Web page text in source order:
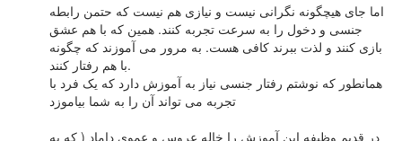
اما جای هيچگونه نگرانی نيست و نيازی هم نيست که حتمن رابطه
جنسی و دخول را به سرعت تجربه کنند. همين که با هم عشق
بازی کنند و لذت ببرند کافی هست. به مرور می آموزند که چگونه
با هم رفتار کنند.
همانطور که نوشتم رفتار جنسی نياز به آموزش دارد که يک فرد با
تجربه می تواند آن را به شما بياموزد
در قديم وظيفه اين آموزش را خاله عروس و عموی داماد ( که به